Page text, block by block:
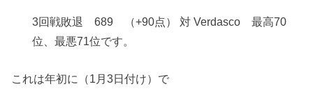
3回戦敗退 689 （+90点） 対 Verdasco 最高70
位、最悪71位です。
これは年初に（1月3日付け）で